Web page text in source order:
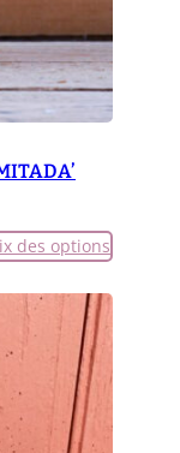
des options